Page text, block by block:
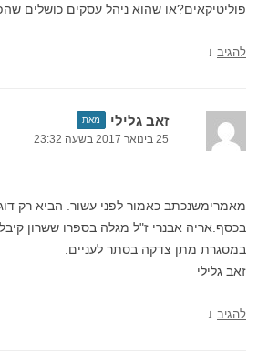
פוליטיקאים?או שהוא ניהל עסקים כושלים
להגיב ↓
זאב גלילי מאת
25 בינואר 2017 בשעה 23:32
מאמרימשנכתב כאמור לפני עשור. הביא רק
בכסף.אריה אבנרי ז"ל מגלה בספרו ששרון
במסגרת מתן צדקה בסתר לעניים.
זאב גלילי
להגיב ↓